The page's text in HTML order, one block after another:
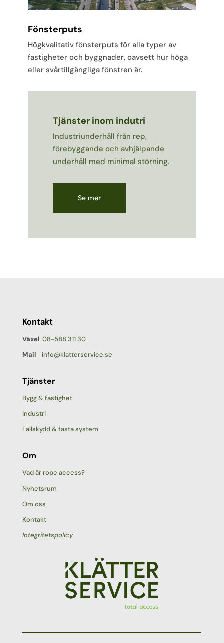
Fönsterputs
Högkvalitativ fönsterputs för alla typer av
fastigheter och byggnader, oavsett hur höga
eller svårtillgängliga fönstren är.
Tjänster inom indutri
Industriunderhåll från rep,
förebyggande och avhjälpande
underhåll med minimal störning.
Se mer
Kontakt
Växel 08-588 311 30
Mail info@klatterservice.se
Tjänster
Bygg & fastighet
Industri
Fallskydd & fasta system
Om
Vad är rope access?
Nyhetsrum
Om oss
Kontakt
Integritetspolicy